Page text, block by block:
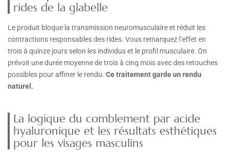
rides de la glabelle
Le produit bloque la transmission neuromusculaire et réduit les
contractions responsables des rides. Vous remarquez l’effet en
trois à quinze jours selon les individus et le profil musculaire. On
prévoit une durée moyenne de trois à cinq mois avec des retouches
possibles pour affiner le rendu. Ce traitement garde un rendu
naturel.
La logique du comblement par acide
hyaluronique et les résultats esthétiques
pour les visages masculins